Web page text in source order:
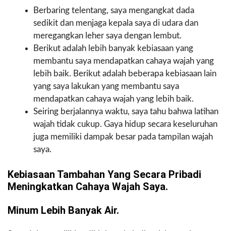
Berbaring telentang, saya mengangkat dada
sedikit dan menjaga kepala saya di udara dan
meregangkan leher saya dengan lembut.
Berikut adalah lebih banyak kebiasaan yang
membantu saya mendapatkan cahaya wajah yang
lebih baik. Berikut adalah beberapa kebiasaan lain
yang saya lakukan yang membantu saya
mendapatkan cahaya wajah yang lebih baik.
Seiring berjalannya waktu, saya tahu bahwa latihan
wajah tidak cukup. Gaya hidup secara keseluruhan
juga memiliki dampak besar pada tampilan wajah
saya.
Kebiasaan Tambahan Yang Secara Pribadi
Meningkatkan Cahaya Wajah Saya.
Minum Lebih Banyak Air.